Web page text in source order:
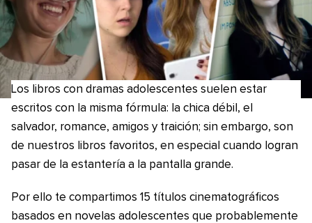
Los libros con dramas adolescentes suelen estar
escritos con la misma fórmula: la chica débil, el
salvador, romance, amigos y traición; sin embargo, son
de nuestros libros favoritos, en especial cuando logran
pasar de la estantería a la pantalla grande.
Por ello te compartimos 15 títulos cinematográficos
basados en novelas adolescentes que probablemente